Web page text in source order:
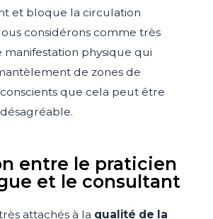
et bloque la circulation
considérons comme très
physique qui
de zones de
que cela peut être
entre le praticien
et le consultant
attachés à la qualité de la